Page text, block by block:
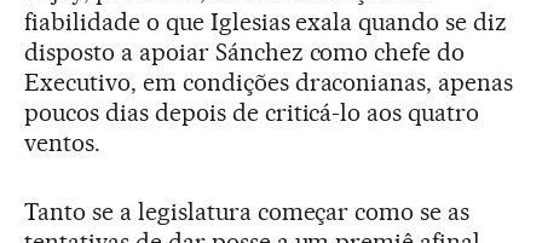
fiabilidade o que Iglesias exala quando se diz
disposto a apoiar Sánchez como chefe do
Executivo, em condições draconianas, apenas
poucos dias depois de criticá-lo aos quatro
ventos.
Tanto se a legislatura começar como se as